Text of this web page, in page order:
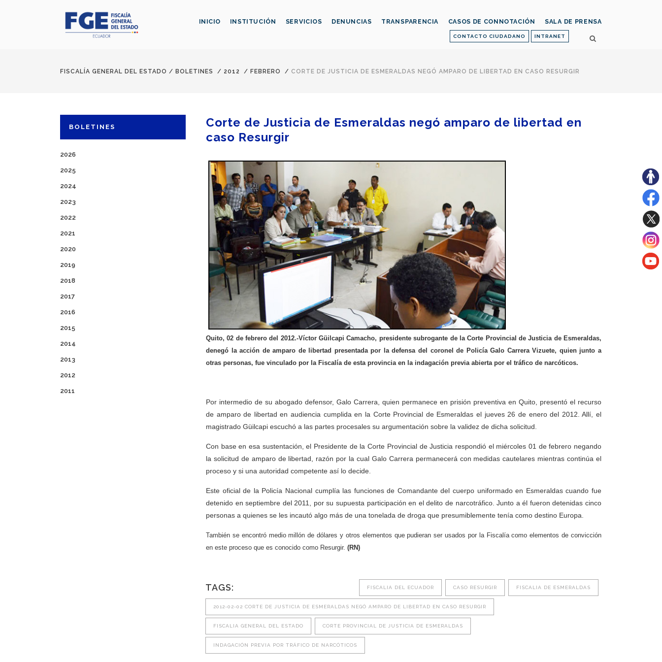
CONTACTO CIUDADANO INTRANET
INICIO INSTITUCIÓN SERVICIOS DENUNCIAS TRANSPARENCIA CASOS DE CONNOTACIÓN SALA DE PRENSA
FISCALÍA GENERAL DEL ESTADO / BOLETINES / 2012 / FEBRERO / CORTE DE JUSTICIA DE ESMERALDAS NEGÓ AMPARO DE LIBERTAD EN CASO RESURGIR
BOLETINES
2026
2025
2024
2023
2022
2021
2020
2019
2018
2017
2016
2015
2014
2013
2012
2011
Corte de Justicia de Esmeraldas negó amparo de libertad en
caso Resurgir
Quito, 02 de febrero del 2012.-Víctor Güilcapi Camacho, presidente subrogante de la Corte Provincial de Justicia de Esmeraldas,
denegó la acción de amparo de libertad presentada por la defensa del coronel de Policía Galo Carrera Vizuete, quien junto a
otras personas, fue vinculado por la Fiscalía de esta provincia en la indagación previa abierta por el tráfico de narcóticos.
Por intermedio de su abogado defensor, Galo Carrera, quien permanece en prisión preventiva en Quito, presentó el recurso
de amparo de libertad en audiencia cumplida en la Corte Provincial de Esmeraldas el jueves 26 de enero del 2012. Allí, el
magistrado Güilcapi escuchó a las partes procesales su argumentación sobre la validez de dicha solicitud.
Con base en esa sustentación, el Presidente de la Corte Provincial de Justicia respondió el miércoles 01 de febrero negando
la solicitud de amparo de libertad, razón por la cual Galo Carrera permanecerá con medidas cautelares mientras continúa el
proceso y si una autoridad competente así lo decide.
Este oficial de la Policía Nacional cumplía las funciones de Comandante del cuerpo uniformado en Esmeraldas cuando fue
detenido en septiembre del 2011, por su supuesta participación en el delito de narcotráfico. Junto a él fueron detenidas cinco
personas a quienes se les incautó algo más de una tonelada de droga que presumiblemente tenía como destino Europa.
También se encontró medio millón de dólares y otros elementos que pudieran ser usados por la Fiscalía como elementos de convicción
en este proceso que es conocido como Resurgir. (RN)
TAGS: FISCALIA DEL ECUADOR CASO RESURGIR FISCALIA DE ESMERALDAS
2012-02-02 CORTE DE JUSTICIA DE ESMERALDAS NEGÓ AMPARO DE LIBERTAD EN CASO RESURGIR
FISCALIA GENERAL DEL ESTADO CORTE PROVINCIAL DE JUSTICIA DE ESMERALDAS
INDAGACIÓN PREVIA POR TRÁFICO DE NARCÓTICOS